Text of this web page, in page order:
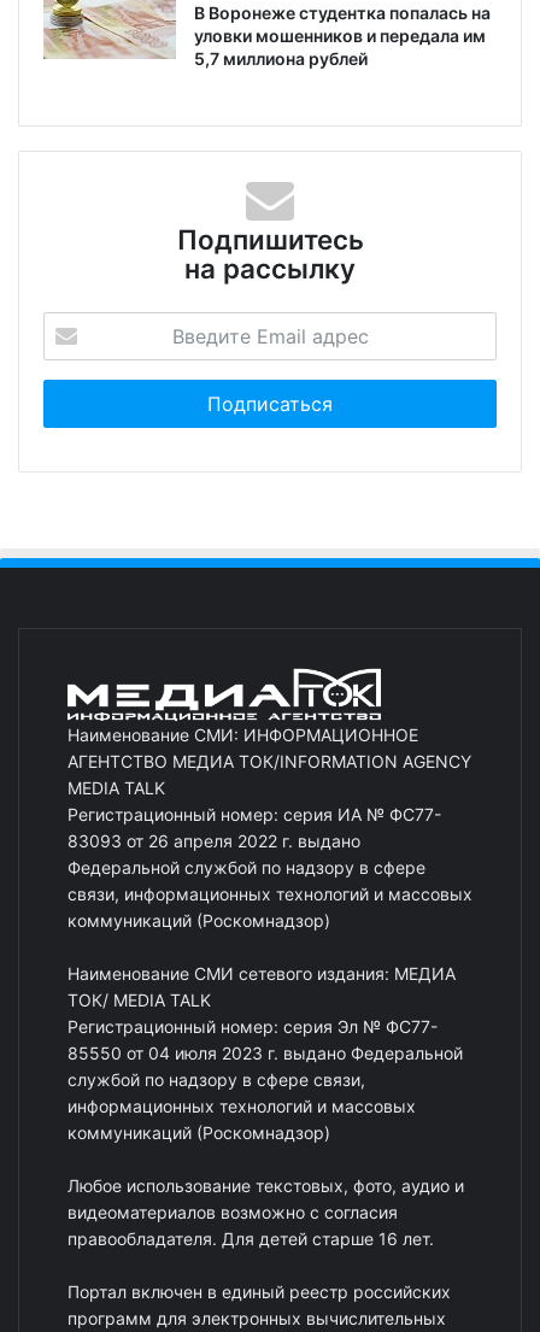
В Воронеже студентка попалась на
уловки мошенников и передала им
5,7 миллиона рублей
Подпишитесь
на рассылку
Наименование СМИ: ИНФОРМАЦИОННОЕ
АГЕНТСТВО МЕДИА ТОК/INFORMATION AGENCY
MEDIA TALK
Регистрационный номер: серия ИА № ФС77-
83093 от 26 апреля 2022 г. выдано
Федеральной службой по надзору в сфере
связи, информационных технологий и массовых
коммуникаций (Роскомнадзор)
Наименование СМИ сетевого издания: МЕДИА
ТОК/ MEDIA TALK
Регистрационный номер: серия Эл № ФС77-
85550 от 04 июля 2023 г. выдано Федеральной
службой по надзору в сфере связи,
информационных технологий и массовых
коммуникаций (Роскомнадзор)
Любое использование текстовых, фото, аудио и
видеоматериалов возможно с согласия
правообладателя. Для детей старше 16 лет.
Портал включен в единый реестр российских
программ для электронных вычислительных